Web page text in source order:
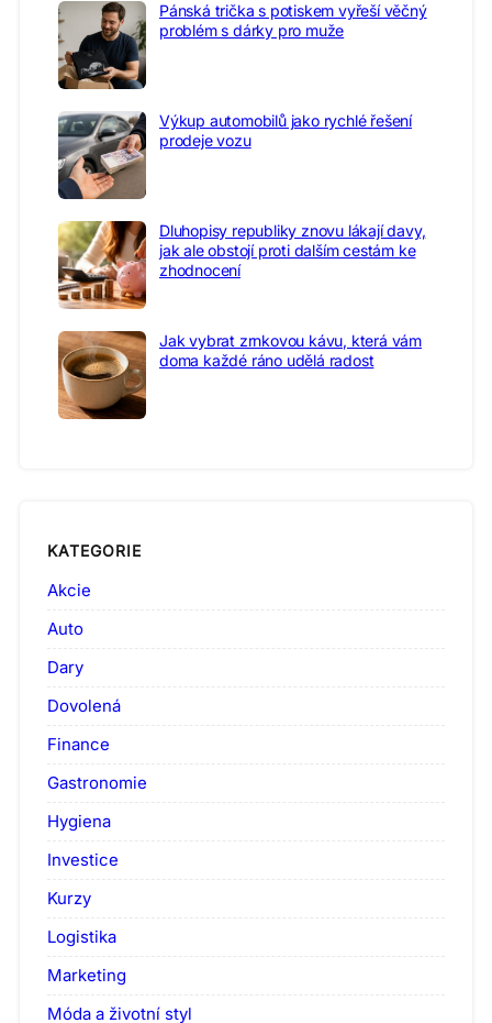
Pánská trička s potiskem vyřeší věčný
problém s dárky pro muže
Výkup automobilů jako rychlé řešení
prodeje vozu
Dluhopisy republiky znovu lákají davy,
jak ale obstojí proti dalším cestám ke
zhodnocení
Jak vybrat zrnkovou kávu, která vám
doma každé ráno udělá radost
KATEGORIE
Akcie
Auto
Dary
Dovolená
Finance
Gastronomie
Hygiena
Investice
Kurzy
Logistika
Marketing
Móda a životní styl